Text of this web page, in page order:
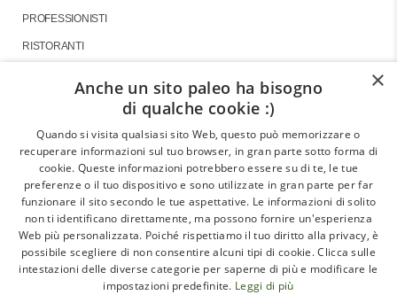
PROFESSIONISTI
RISTORANTI
GLI ARTICOLI
LE INTERVISTE
CHI SIAMO
CONTATTI
×
Anche un sito paleo ha bisogno
di qualche cookie :)
Quando si visita qualsiasi sito Web, questo può memorizzare o
recuperare informazioni sul tuo browser, in gran parte sotto forma di
cookie. Queste informazioni potrebbero essere su di te, le tue
preferenze o il tuo dispositivo e sono utilizzate in gran parte per far
funzionare il sito secondo le tue aspettative. Le informazioni di solito
non ti identificano direttamente, ma possono fornire un'esperienza
Web più personalizzata. Poiché rispettiamo il tuo diritto alla privacy, è
possibile scegliere di non consentire alcuni tipi di cookie. Clicca sulle
intestazioni delle diverse categorie per saperne di più e modificare le
impostazioni predefinite. Leggi di più